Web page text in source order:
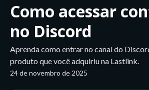
Como acessar
no Discord
Aprenda como entrar no canal do
produto que você adquiriu na Lastlink.
24 de novembro de 2025